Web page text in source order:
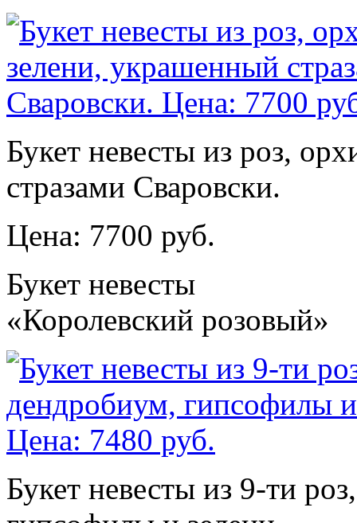
Букет невесты из роз,
стразами Сваровски.
Цена: 7700 руб.
Букет невесты
«Королевский розовый»
Букет невесты из 9-ти